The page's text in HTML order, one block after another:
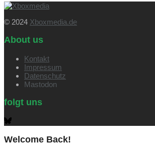
© 2024 Xboxmedia.de
About us
Kontakt
Impressum
Datenschutz
Mastodon
folgt uns
Welcome Back!